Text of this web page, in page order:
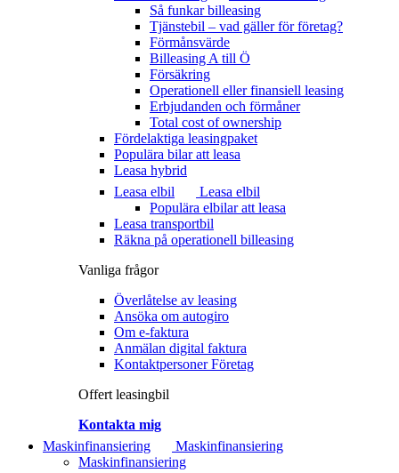
Så funkar billeasing
Tjänstebil – vad gäller för företag?
Förmånsvärde
Billeasing A till Ö
Försäkring
Operationell eller finansiell leasing
Erbjudanden och förmåner
Total cost of ownership
Fördelaktiga leasingpaket
Populära bilar att leasa
Leasa hybrid
Leasa elbil
Leasa elbil
Populära elbilar att leasa
Leasa transportbil
Räkna på operationell billeasing
Vanliga frågor
Överlåtelse av leasing
Ansöka om autogiro
Om e-faktura
Anmälan digital faktura
Kontaktpersoner Företag
Offert leasingbil
Kontakta mig
Maskinfinansiering
Maskinfinansiering
Maskinfinansiering